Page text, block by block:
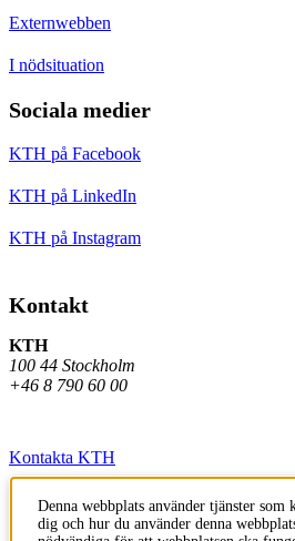
Externwebben
I nödsituation
Sociala medier
KTH på Facebook
KTH på LinkedIn
KTH på Instagram
Kontakt
KTH
100 44 Stockholm
+46 8 790 60 00
Kontakta KTH
Jobba på KTH
Denna webbplats använder tjänster
dig och hur du använder denna